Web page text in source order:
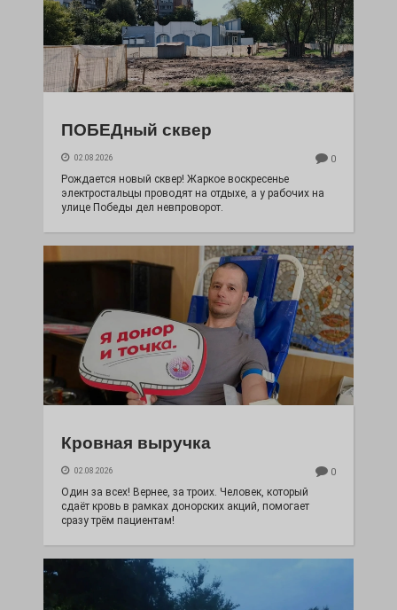
ПОБЕДный сквер
02.08.2026 0
Рождается новый сквер! Жаркое воскресенье
электростальцы проводят на отдыхе, а у рабочих на
улице Победы дел невпроворот.
Кровная выручка
02.08.2026 0
Один за всех! Вернее, за троих. Человек, который
сдаёт кровь в рамках донорских акций, помогает
сразу трём пациентам!